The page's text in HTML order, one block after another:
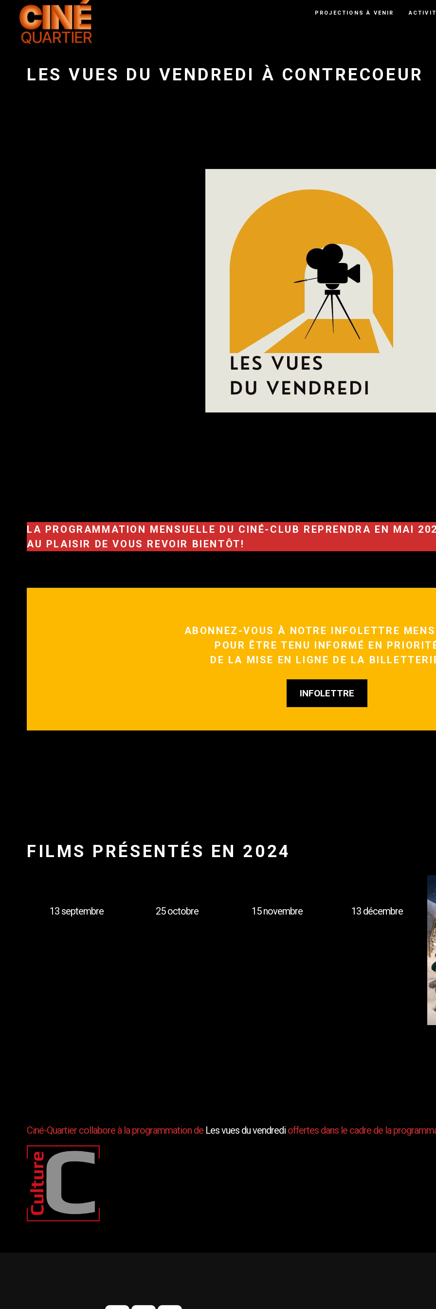
PROJECTIONS À VENIR
LES VUES DU VENDREDI À CONTRECOEUR
LA PROGRAMMATION MENSUELLE DU CINÉ-CLUB REPRENDRA EN MAI
AU PLAISIR DE VOUS REVOIR BIENTÔT!
ABONNEZ-VOUS À NOTRE INFOLETTRE
POUR ÊTRE TENU INFORMÉ EN
DE LA MISE EN LIGNE DE LA
INFOLETTRE
FILMS PRÉSENTÉS EN 2024
13 septembre 25 octobre 15 novembre 13 décembre
Ciné-Quartier collabore à la programmation de Les vues du vendredi offertes dans le cadre de la